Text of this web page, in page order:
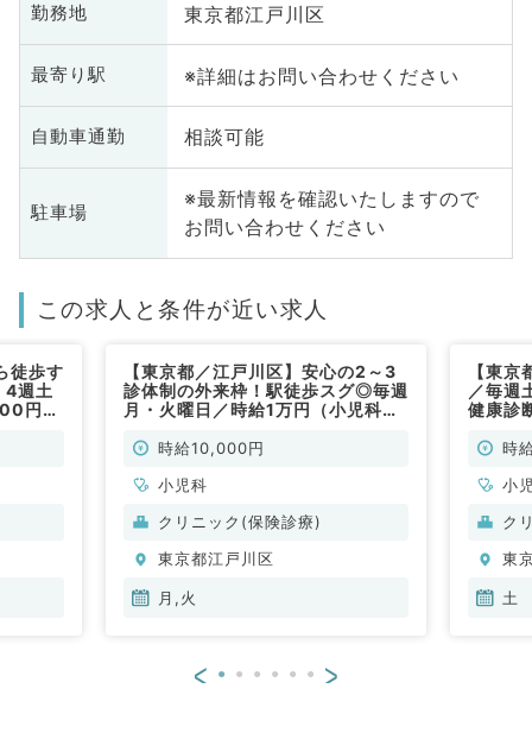
勤務地 東京都江戸川区
最寄り駅 ※詳細はお問い合わせください
自動車通勤 相談可能
駐車場
※最新情報を確認いたしますので
お問い合わせください
この求人と条件が近い求人
徒歩す
週土
円☆
【東京都／江戸川区】安心の2～3
診体制の外来枠！駅徒歩スグ◎毎週
月・火曜日／時給1万円（小児科／
時給10,000円
小児科
クリニック(保険診療)
東京都江戸川区
月,火
【東
／毎週
健康診
時
小
ク
東
土
< >